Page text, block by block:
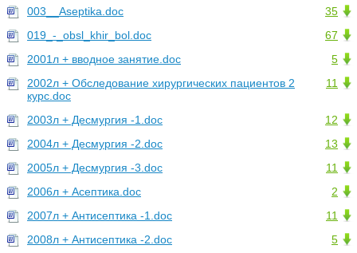
35
003__Aseptika.doc
67
019_-_obsl_khir_bol.doc
5
2001л + вводное занятие.doc
11
2002л + Обследование хирургических пациентов 2
курс.doc
12
2003л + Десмургия -1.doc
13
2004л + Десмургия -2.doc
11
2005л + Десмургия -3.doc
2
2006л + Асептика.doc
11
2007л + Антисептика -1.doc
5
2008л + Антисептика -2.doc